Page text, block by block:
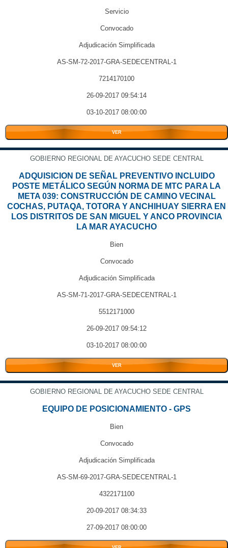
Servicio
Convocado
Adjudicación Simplificada
AS-SM-72-2017-GRA-SEDECENTRAL-1
7214170100
26-09-2017 09:54:14
03-10-2017 08:00:00
VER
GOBIERNO REGIONAL DE AYACUCHO SEDE CENTRAL
ADQUISICION DE SEÑAL PREVENTIVO INCLUIDO
POSTE METÁLICO SEGÚN NORMA DE MTC PARA LA
META 039: CONSTRUCCIÓN DE CAMINO VECINAL
COCHAS, PUTAQA, TOTORA Y ANCHIHUAY SIERRA EN
LOS DISTRITOS DE SAN MIGUEL Y ANCO PROVINCIA
LA MAR AYACUCHO
Bien
Convocado
Adjudicación Simplificada
AS-SM-71-2017-GRA-SEDECENTRAL-1
5512171000
26-09-2017 09:54:12
03-10-2017 08:00:00
VER
GOBIERNO REGIONAL DE AYACUCHO SEDE CENTRAL
EQUIPO DE POSICIONAMIENTO - GPS
Bien
Convocado
Adjudicación Simplificada
AS-SM-69-2017-GRA-SEDECENTRAL-1
4322171100
20-09-2017 08:34:33
27-09-2017 08:00:00